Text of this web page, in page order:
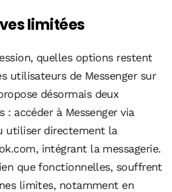
limitées
quelles options restent
utilisateurs de Messenger sur
désormais deux
accéder à Messenger via
utiliser directement la
intégrant la messagerie.
que fonctionnelles, souffrent
limites, notamment en